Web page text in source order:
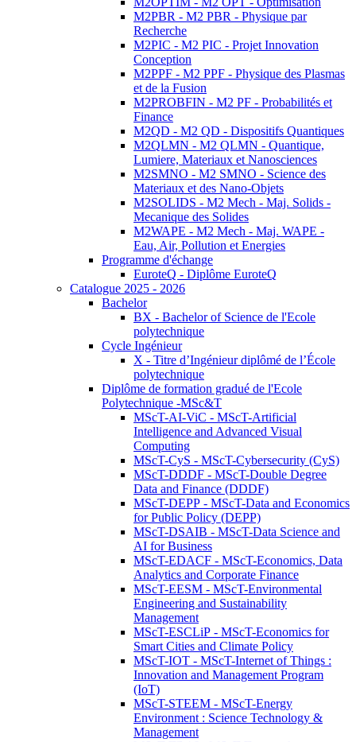
M2PBR - M2 PBR - Physique par
Recherche
M2PIC - M2 PIC - Projet Innovation
Conception
M2PPF - M2 PPF - Physique des Plasmas
et de la Fusion
M2PROBFIN - M2 PF - Probabilités et
Finance
M2QD - M2 QD - Dispositifs Quantiques
M2QLMN - M2 QLMN - Quantique,
Lumiere, Materiaux et Nanosciences
M2SMNO - M2 SMNO - Science des
Materiaux et des Nano-Objets
M2SOLIDS - M2 Mech - Maj. Solids -
Mecanique des Solides
M2WAPE - M2 Mech - Maj. WAPE -
Eau, Air, Pollution et Energies
Programme d'échange
EuroteQ - Diplôme EuroteQ
Catalogue 2025 - 2026
Bachelor
BX - Bachelor of Science de l'Ecole
polytechnique
Cycle Ingénieur
X - Titre d’Ingénieur diplômé de l’École
polytechnique
Diplôme de formation gradué de l'Ecole
Polytechnique -MSc&T
MScT-AI-ViC - MScT-Artificial
Intelligence and Advanced Visual
Computing
MScT-CyS - MScT-Cybersecurity (CyS)
MScT-DDDF - MScT-Double Degree
Data and Finance (DDDF)
MScT-DEPP - MScT-Data and Economics
for Public Policy (DEPP)
MScT-DSAIB - MScT-Data Science and
AI for Business
MScT-EDACF - MScT-Economics, Data
Analytics and Corporate Finance
MScT-EESM - MScT-Environmental
Engineering and Sustainability
Management
MScT-ESCLiP - MScT-Economics for
Smart Cities and Climate Policy
MScT-IOT - MScT-Internet of Things :
Innovation and Management Program
(IoT)
MScT-STEEM - MScT-Energy
Environment : Science Technology &
Management